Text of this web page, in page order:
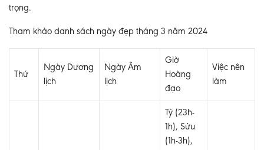
trọng.
Tham khảo danh sách ngày đẹp tháng 3 năm 2024
Thứ
Ngày Dương
lịch
Ngày Âm
lịch
Giờ
Hoàng
đạo
Việc nên
làm
Tý (23h-
1h), Sửu
(1h-3h),